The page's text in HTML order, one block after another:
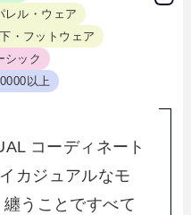
レル・ウェア
・フットウェア
シック
以上
コーディネート
カジュアルなモ
うことですべて